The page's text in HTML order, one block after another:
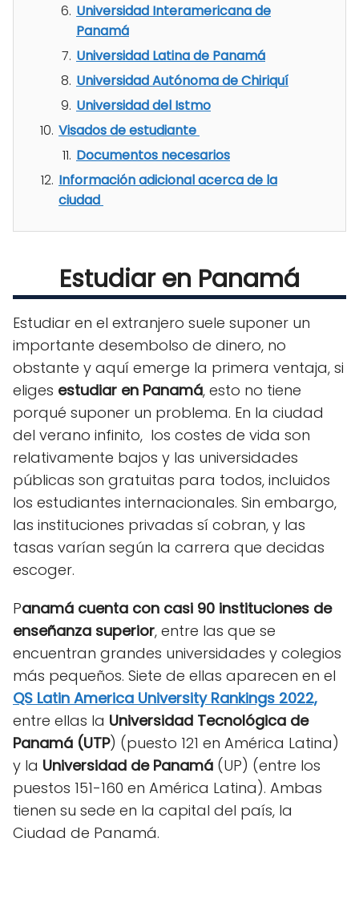
Universidad Interamericana de
Panamá
Universidad Latina de Panamá
Universidad Autónoma de Chiriquí
Universidad del Istmo
Visados de estudiante
Documentos necesarios
Información adicional acerca de la
ciudad
Estudiar en Panamá
Estudiar en el extranjero suele suponer un
importante desembolso de dinero, no
obstante y aquí emerge la primera ventaja, si
eliges estudiar en Panamá, esto no tiene
porqué suponer un problema. En la ciudad
del verano infinito, los costes de vida son
relativamente bajos y las universidades
públicas son gratuitas para todos, incluidos
los estudiantes internacionales. Sin embargo,
las instituciones privadas sí cobran, y las
tasas varían según la carrera que decidas
escoger.
Panamá cuenta con casi 90 instituciones de
enseñanza superior, entre las que se
encuentran grandes universidades y colegios
más pequeños. Siete de ellas aparecen en el
QS Latin America University Rankings 2022,
entre ellas la Universidad Tecnológica de
Panamá (UTP) (puesto 121 en América Latina)
y la Universidad de Panamá (UP) (entre los
puestos 151-160 en América Latina). Ambas
tienen su sede en la capital del país, la
Ciudad de Panamá.